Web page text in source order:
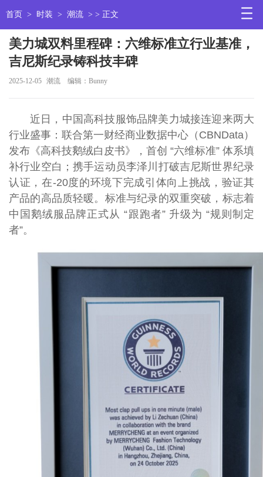
首页 > 时装 > 潮流 > > 正文
美力城双料里程碑：六维标准立行业基准，
吉尼斯纪录铸科技丰碑
2025-12-05 潮流 编辑：Bunny
近日，中国高科技服饰品牌美力城接连迎来两大
行业盛事：联合第一财经商业数据中心（CBNData）
发布《高科技鹅绒白皮书》，首创 “六维标准” 体系填
补行业空白；携手运动员李泽川打破吉尼斯世界纪录
认证，在-20度的环境下完成引体向上挑战，验证其
产品的高品质轻暖。标准与纪录的双重突破，标志着
中国鹅绒服品牌正式从 “跟跑者” 升级为 “规则制定
者”。